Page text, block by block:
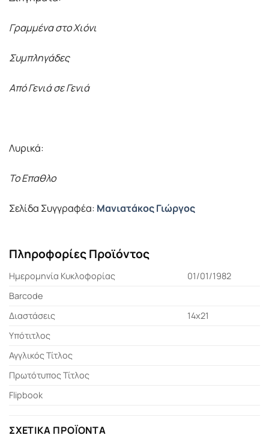
Γραμμένα στο Χιόνι
Συμπληγάδες
Από Γενιά σε Γενιά
Λυρικά:
Το Επαθλο
Σελίδα Συγγραφέα: Μανιατάκος Γιώργος
Πληροφορίες Προϊόντος
Ημερομηνία Κυκλοφορίας
01/01/1982
Barcode
Διαστάσεις
14x21
Υπότιτλος
Αγγλικός Τίτλος
Πρωτότυπος Τίτλος
Flipbook
ΣΧΕΤΙΚΆ ΠΡΟΪΌΝΤΑ